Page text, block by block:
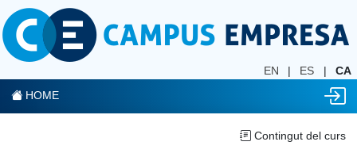
EN | ES |
CA
HOME
Contingut del curs